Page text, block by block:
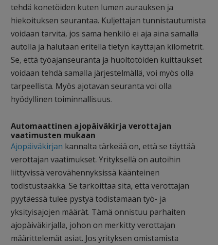
tehdä konetöiden kuten lumen aurauksen ja
hiekoituksen seurantaa. Kuljettajan tunnistautumista
voidaan tarvita, jos sama henkilö ei aja aina samalla
autolla ja halutaan eritellä tietyn käyttäjän kilometrit.
Se, että työajanseuranta ja huoltotöiden kuittaukset
voidaan tehdä samalla järjestelmällä, voi myös olla
tarpeellista. Myös ajotavan seuranta voi olla
hyödyllinen toiminnallisuus.
Automaattinen ajopäiväkirja verottajan
vaatimusten mukaan
Ajopäiväkirjan kannalta tärkeää on, että se täyttää
verottajan vaatimukset. Yrityksellä on autoihin
liittyvissä verovähennyksissä käänteinen
todistustaakka. Se tarkoittaa sitä, että verottajan
pyytäessä tulee pystyä todistamaan työ- ja
yksityisajojen määrät. Tämä onnistuu parhaiten
ajopäiväkirjalla, johon on merkitty verottajan
määrittelemät asiat. Jos yrityksen omistamista